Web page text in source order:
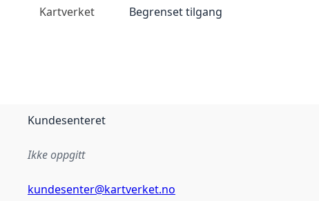
Kartverket Begrenset tilgang
Kundesenteret
Ikke oppgitt
kundesenter@kartverket.no